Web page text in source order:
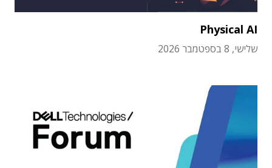
Physical AI
שלישי, 8 בספטמבר 2026